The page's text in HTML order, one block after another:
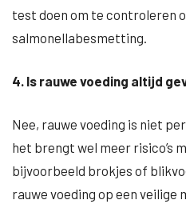
test doen om te controleren
salmonellabesmetting.
4. Is rauwe voeding altijd
Nee, rauwe voeding is niet
het brengt wel meer risico’s
bijvoorbeeld brokjes of
rauwe voeding op een veilige